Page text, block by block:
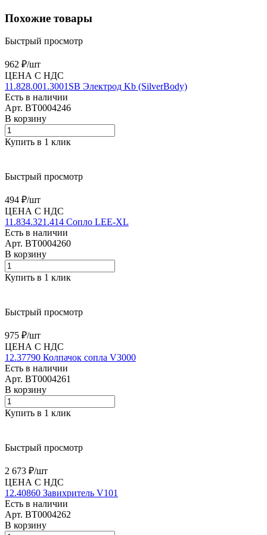
Похожие товары
Быстрый просмотр
962 ₽/шт
ЦЕНА С НДС
11.828.001.3001SB Электрод Kb (SilverBody)
Есть в наличии
Арт. BT0004246
В корзину
Купить в 1 клик
Быстрый просмотр
494 ₽/шт
ЦЕНА С НДС
11.834.321.414 Сопло LEE-XL
Есть в наличии
Арт. BT0004260
В корзину
Купить в 1 клик
Быстрый просмотр
975 ₽/шт
ЦЕНА С НДС
12.37790 Колпачок сопла V3000
Есть в наличии
Арт. BT0004261
В корзину
Купить в 1 клик
Быстрый просмотр
2 673 ₽/шт
ЦЕНА С НДС
12.40860 Завихритель V101
Есть в наличии
Арт. BT0004262
В корзину